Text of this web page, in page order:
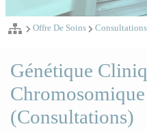
Offre De Soins
Génétique
(Consultations)